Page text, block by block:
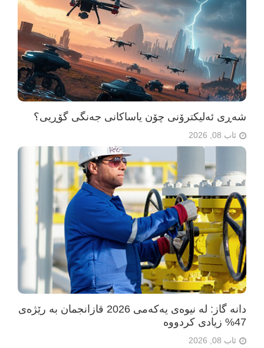
شەڕی ئەلیکترۆنی چۆن یاساکانی جەنگی گۆڕیی؟
ئاب 08, 2026
دانە گاز: لە نیوەی یەکەمی 2026 قازانجمان بە رێژەی
47% زیادی کردووە
ئاب 08, 2026